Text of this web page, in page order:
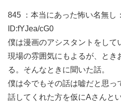
845 ：本当にあった怖い名無し
ID:fYJea/cG0
僕は漫画のアシスタントをして
現場の雰囲気にもよるが、とき
る。そんなときに聞いた話。
僕は今でもその話は嘘だと思っ
話してくれた方を仮にAさんと